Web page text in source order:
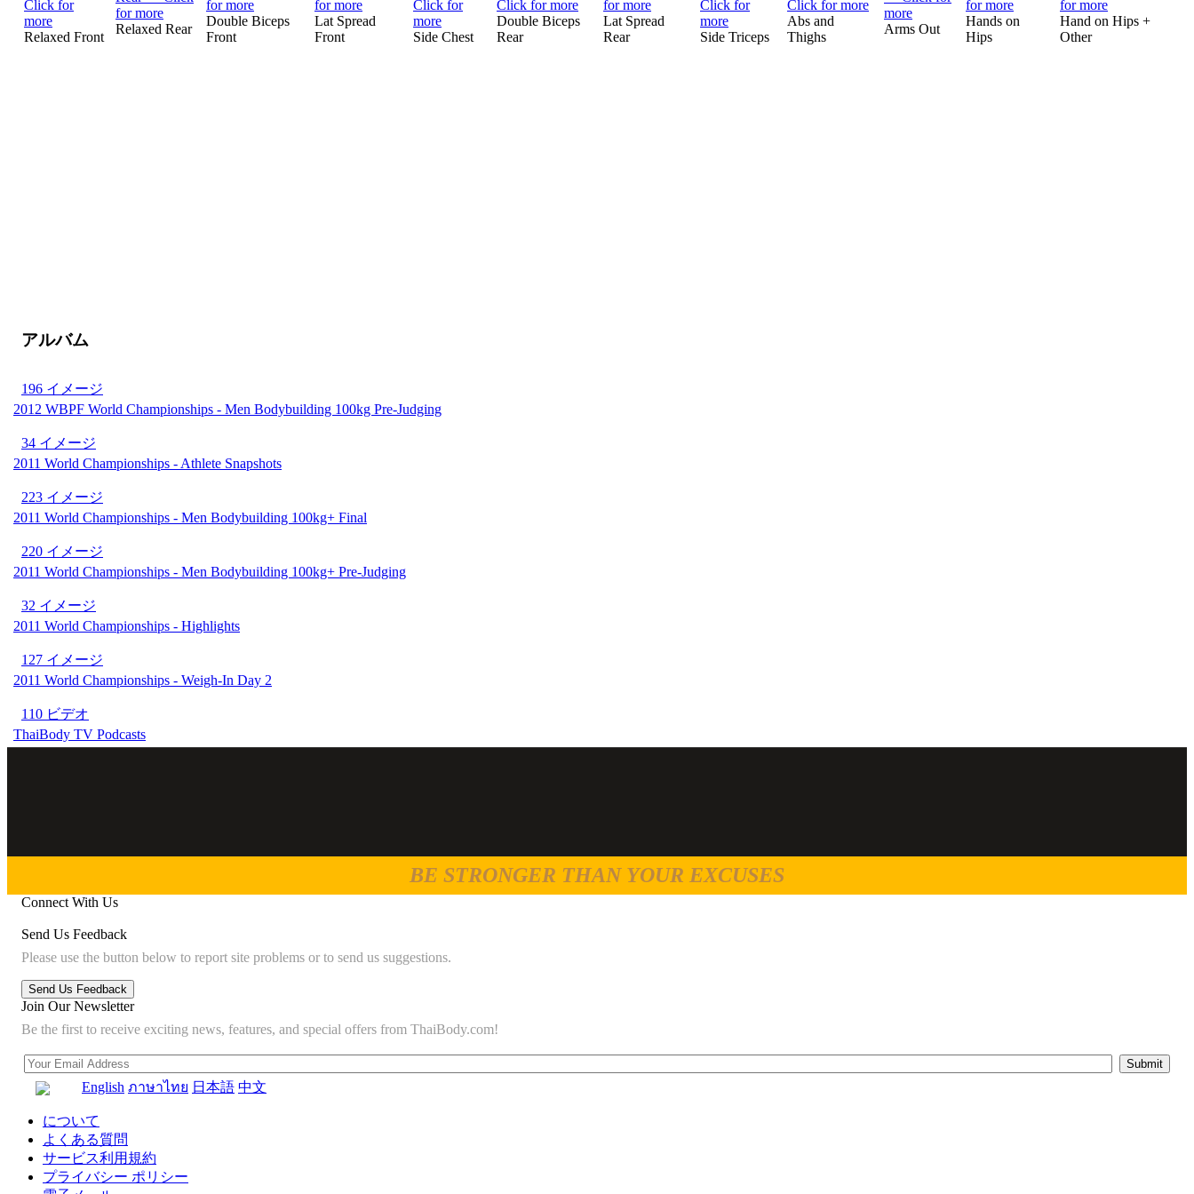
Relaxed Front
Relaxed Rear
Double Biceps
Front
Lat Spread
Front
Side Chest
Double Biceps
Rear
Lat Spread
Rear
Side Triceps
Abs and
Thighs
Arms Out
Hands on
Hips
Hand on Hips +
Other
アルバム
196 イメージ
2012 WBPF World Championships - Men Bodybuilding 100kg Pre-Judging
34 イメージ
2011 World Championships - Athlete Snapshots
223 イメージ
2011 World Championships - Men Bodybuilding 100kg+ Final
220 イメージ
2011 World Championships - Men Bodybuilding 100kg+ Pre-Judging
32 イメージ
2011 World Championships - Highlights
127 イメージ
2011 World Championships - Weigh-In Day 2
110 ビデオ
ThaiBody TV Podcasts
BE STRONGER THAN YOUR EXCUSES
Connect With Us
Send Us Feedback
Please use the button below to report site problems or to send us suggestions.
Join Our Newsletter
Be the first to receive exciting news, features, and special offers from ThaiBody.com!
English ภาษาไทย 日本語 中文
について
よくある質問
サービス利用規約
プライバシー ポリシー